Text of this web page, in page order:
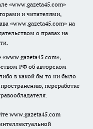
«www.gazeta45.com»
и читателями,
«www.gazeta45.com» на
о правах на
РФ об авторском
в какой бы то ни было
переработке
www.gazeta45.com